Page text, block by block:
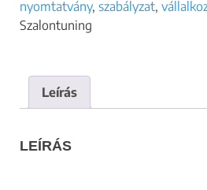
nyomtatvány, szabályzat,
Szalontuning
Leírás
LEÍRÁS